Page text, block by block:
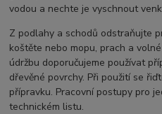
vodou a nechte je vyschnout
Z podlahy a schodů odstraňujte
koštěte nebo mopu, prach a
údržbu doporučujeme používat
dřevěné povrchy. Při použití se
přípravku. Pracovní postupy pro
technickém listu.